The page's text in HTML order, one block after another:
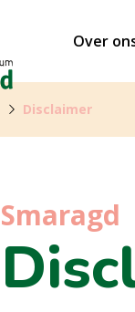
Over
Disclaimer
Smaragd